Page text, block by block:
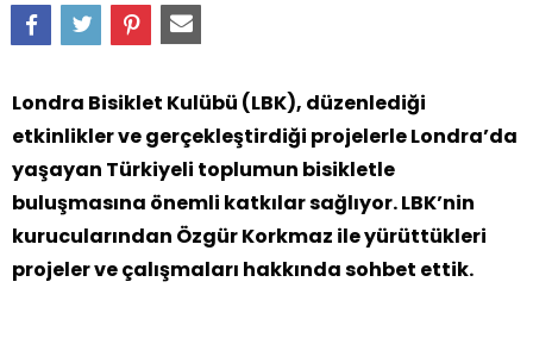
Londra Bisiklet Kulübü (LBK), düzenlediği
etkinlikler ve gerçekleştirdiği projelerle Londra’da
yaşayan Türkiyeli toplumun bisikletle
buluşmasına önemli katkılar sağlıyor. LBK’nin
kurucularından Özgür Korkmaz ile yürüttükleri
projeler ve çalışmaları hakkında sohbet ettik.